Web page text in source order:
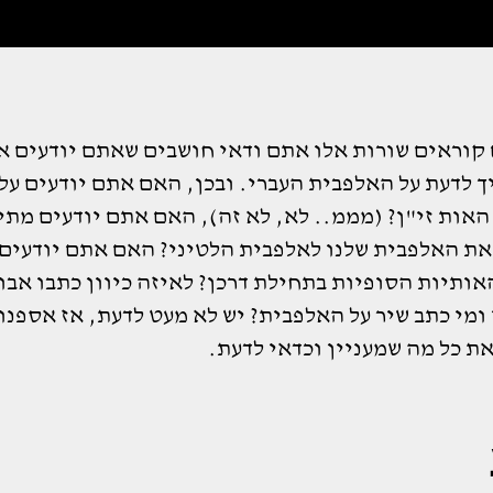
שורות אלו אתם ודאי חושבים שאתם יודעים
לדעת על האלפבית העברי. ובכן, האם אתם יודעים
האות זי"ן? (מממ.. לא, לא זה), האם אתם יודעים
האלפבית שלנו לאלפבית הלטיני? האם אתם
הסופיות בתחילת דרכן? לאיזה כיוון כתבו
ומי כתב שיר על האלפבית? יש לא מעט לדעת, אז
כל מה שמעניין וכדאי לדעת.